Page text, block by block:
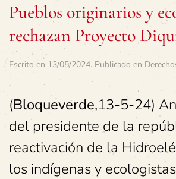
Pueblos originarios y
rechazan Proyecto
Escrito en 13/05/2024. Publicado en
(Bloqueverde,13-5-24)
del presidente de la
reactivación de la
los indígenas y